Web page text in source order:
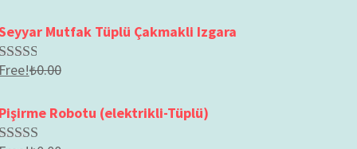
Mutfak Tüplü Çakmakli Izgara
5
Free!₺0.00
Pişirme Robotu (elektrikli-Tüplü)